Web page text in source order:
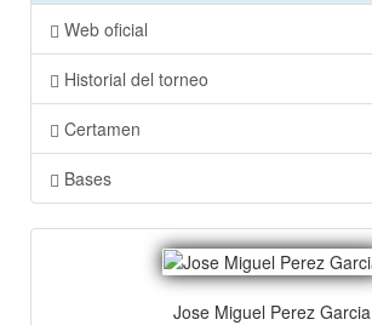
Web oficial
Historial del torneo
Certamen
Bases
Jose Miguel Perez Garcia